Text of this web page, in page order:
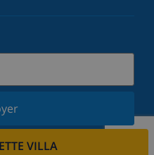
VILLA
et restez informé